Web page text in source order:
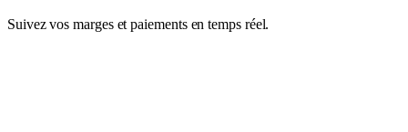
Suivez vos marges et paiements en temps réel.